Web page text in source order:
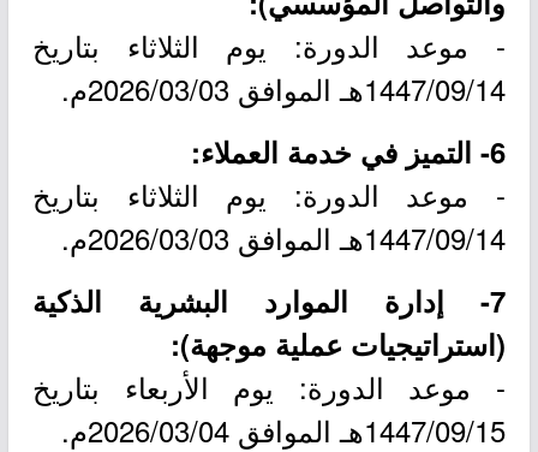
- موعد الدورة: يوم الثلاثاء بتاريخ
1447/09/14هـ الموافق 2026/03/03م.
6- التميز في خدمة العملاء:
- موعد الدورة: يوم الثلاثاء بتاريخ
1447/09/14هـ الموافق 2026/03/03م.
7- إدارة الموارد البشرية الذكية
(استراتيجيات عملية موجهة):
- موعد الدورة: يوم الأربعاء بتاريخ
1447/09/15هـ الموافق 2026/03/04م.